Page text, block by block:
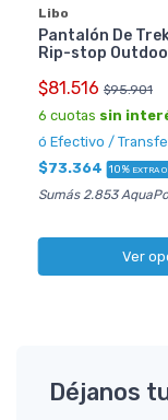
Libo
Pantalón De
Rip-stop
$81.516 $95.901
6 cuotas sin
ó Efectivo /
$73.364 10% EXTRA
Sumás 2.853
Ver
Déjanos